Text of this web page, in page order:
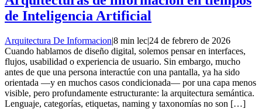
de Inteligencia Artificial
Arquitectura De Informacion|8 min lec|24 de febrero de 2026
Cuando hablamos de diseño digital, solemos pensar en interfaces,
flujos, usabilidad o experiencia de usuario. Sin embargo, mucho
antes de que una persona interactúe con una pantalla, ya ha sido
orientada —y en muchos casos condicionada— por una capa menos
visible, pero profundamente estructurante: la arquitectura semántica.
Lenguaje, categorías, etiquetas, naming y taxonomías no son […]